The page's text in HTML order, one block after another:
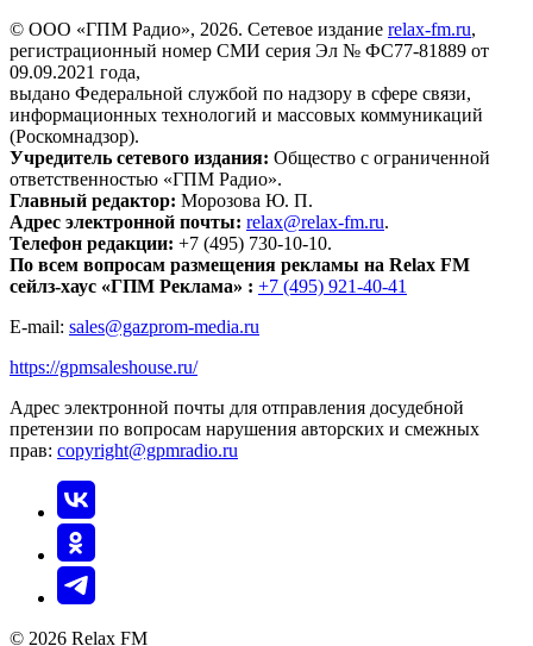
© ООО «ГПМ Радио», 2026. Сетевое издание relax-fm.ru,
регистрационный номер СМИ серия Эл № ФС77-81889 от
09.09.2021 года,
выдано Федеральной службой по надзору в сфере связи,
информационных технологий и массовых коммуникаций
(Роскомнадзор).
Учредитель сетевого издания: Общество с ограниченной
ответственностью «ГПМ Радио».
Главный редактор: Морозова Ю. П.
Адрес электронной почты: relax@relax-fm.ru.
Телефон редакции: +7 (495) 730-10-10.
По всем вопросам размещения рекламы на Relax FM
сейлз-хаус «ГПМ Реклама» : +7 (495) 921-40-41
E-mail: sales@gazprom-media.ru
https://gpmsaleshouse.ru/
Адрес электронной почты для отправления досудебной
претензии по вопросам нарушения авторских и смежных
прав: copyright@gpmradio.ru
© 2026 Relax FM